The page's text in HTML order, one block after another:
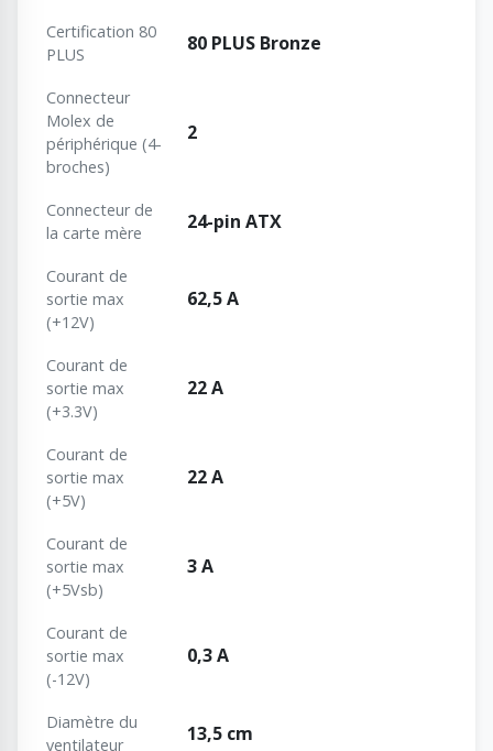
Certification 80
PLUS
80 PLUS Bronze
Connecteur
Molex de
périphérique (4-
broches)
2
Connecteur de
la carte mère
24-pin ATX
Courant de
sortie max
(+12V)
62,5 A
Courant de
sortie max
(+3.3V)
22 A
Courant de
sortie max
(+5V)
22 A
Courant de
sortie max
(+5Vsb)
3 A
Courant de
sortie max
(-12V)
0,3 A
Diamètre du
ventilateur
13,5 cm